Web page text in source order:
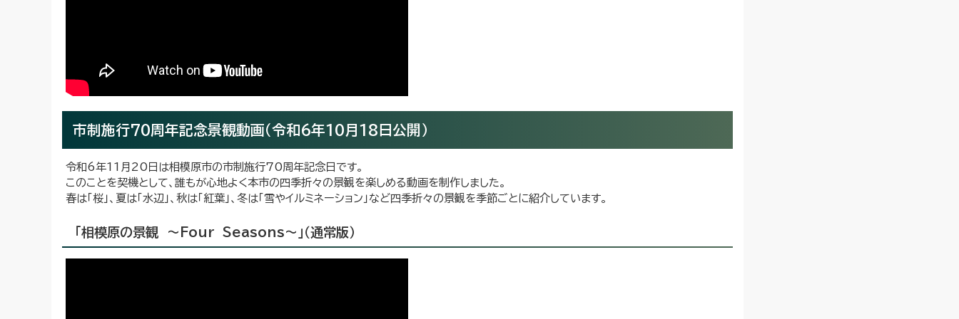
市制施行70周年記念景観動画（令和6年10月18日公開）
令和6年11月20日は相模原市の市制施行70周年記念日です。
このことを契機として、誰もが心地よく本市の四季折々の景観を楽しめる動画を制作しました。
春は「桜」、夏は「水辺」、秋は「紅葉」、冬は「雪やイルミネーション」など四季折々の景観を季節ごとに紹介しています。
「相模原の景観 ～Four Seasons～」（通常版）